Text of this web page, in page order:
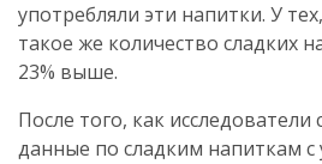
употребляли эти напитки. У
такое же количество сладких
23% выше.
После того, как
данные по сладким напиткам